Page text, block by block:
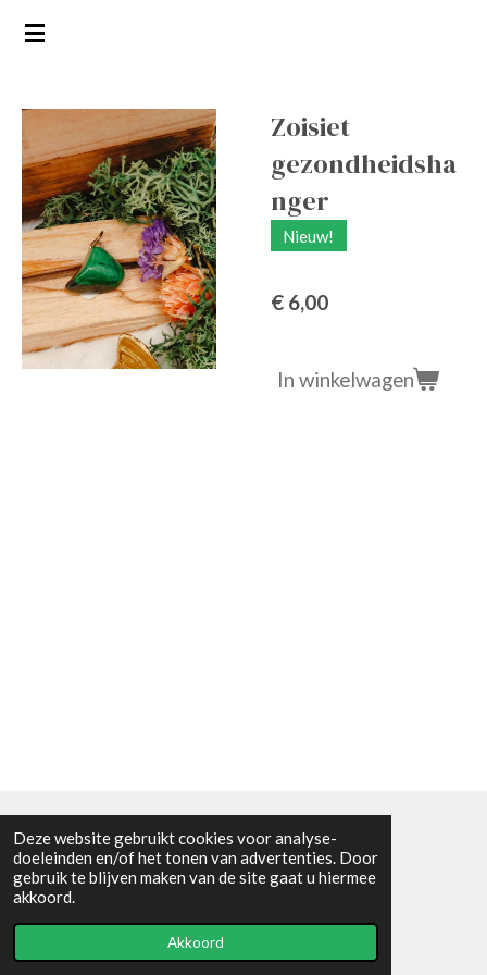
Deze website gebruikt cookies voor analyse-
doeleinden en/of het tonen van advertenties. Door
gebruik te blijven maken van de site gaat u hiermee
akkoord.
Akkoord
Ga
de
hoofdinhoud
Zoisiet
gezondheidsha
nger
Nieuw!
€ 6,00
In winkelwagen
Algemene voorwaarden
© 2021 - RC en mineralenshop Het vlinderpad